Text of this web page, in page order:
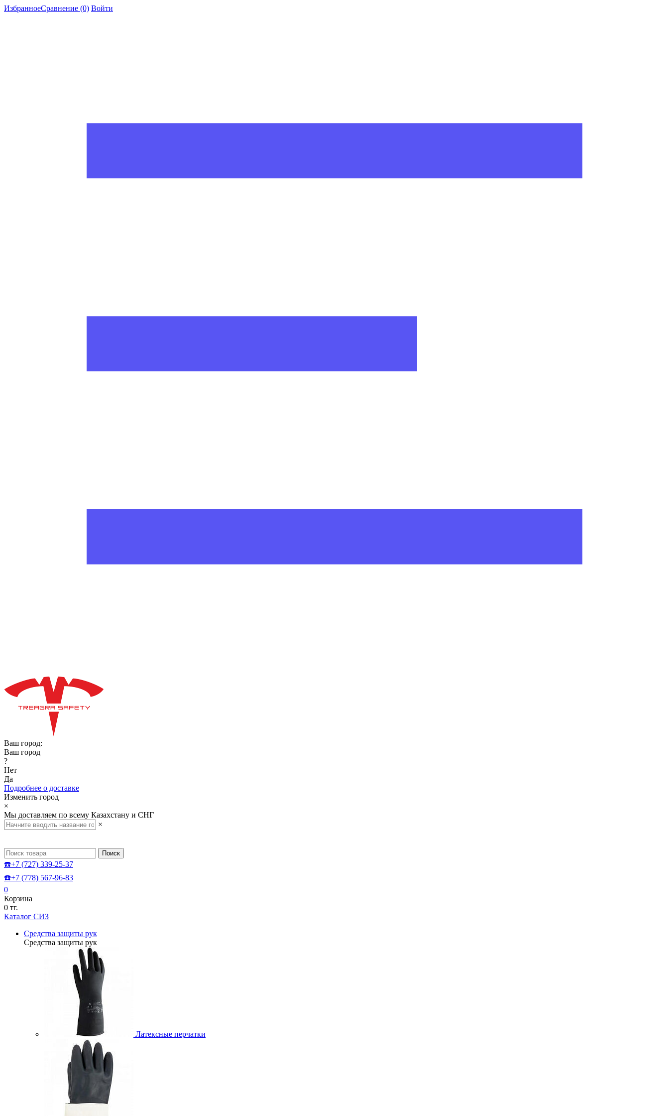
ИзбранноеСравнение (0) Войти
Ваш город:
Ваш город
?
Нет
Да
Подробнее о доставке
Изменить город
×
Мы доставляем по всему Казахстану и СНГ
×
Поиск
☎️+7 (727) 339-25-37
☎️+7 (778) 567-96-83
0
Корзина
0 тг.
Каталог СИЗ
Средства защиты рук
Средства защиты рук
Латексные перчатки